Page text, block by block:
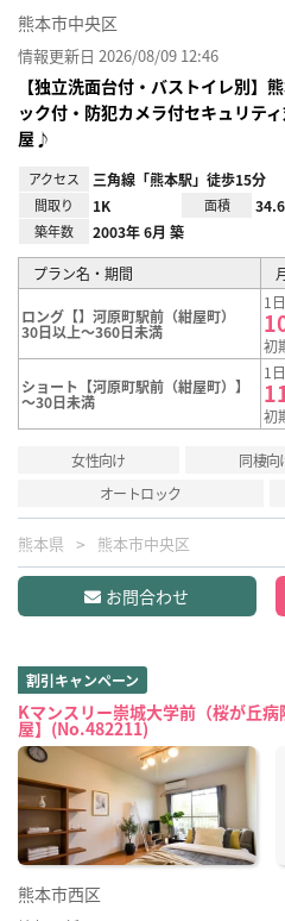
熊本市中央区
情報更新日 2026/08/09 12:46
【独立洗面台付・バストイレ別】
ック付・防犯カメラ付セキュリテ
屋♪
アクセス 三角線「熊本駅」徒歩15分
間取り 1K 面積
築年数 2003年 6月 築
プラン名・期間
ロング【】河原町駅前（紺屋町）
30日以上～360日未満
1
初
ショート【河原町駅前（紺屋町）】
～30日未満
1
初
女性向け 同棲向
オートロック
熊本県 熊本市中央区
お問合わせ
割引キャンペーン
Kマンスリー崇城大学前（桜が丘
屋】(No.482211)
熊本市西区